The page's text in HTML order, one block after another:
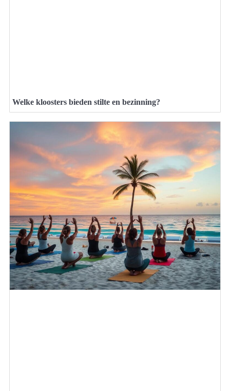
Welke kloosters bieden stilte en bezinning?